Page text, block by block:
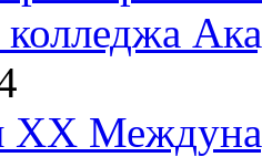
колледжа
XX